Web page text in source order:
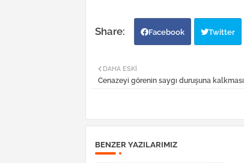
Facebook Twitter
DAHA ESKI
Cenazeyi görenin saygı duruşuna kalkması
BENZER YAZILARIMIZ